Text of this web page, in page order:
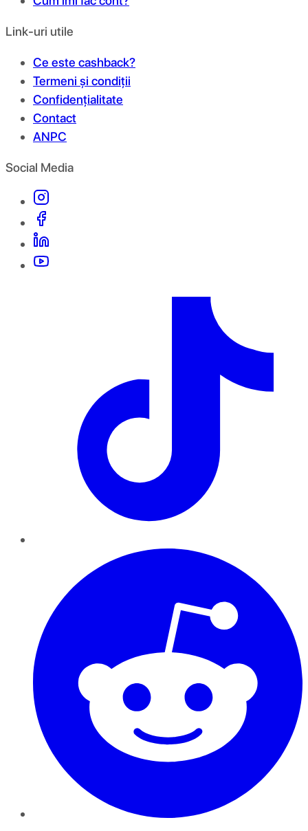
Link-uri utile
Ce este cashback?
Termeni și condiții
Confidențialitate
Contact
ANPC
Social Media